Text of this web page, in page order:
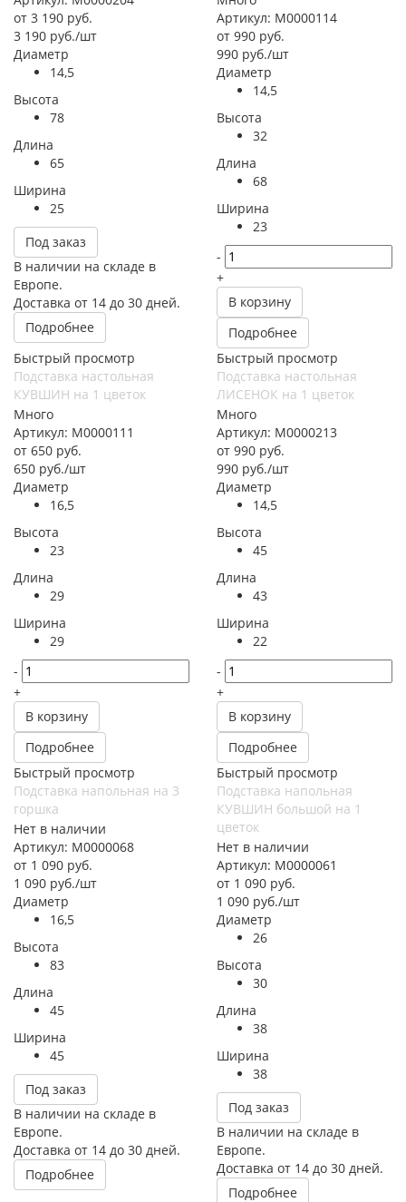
от 3 190 руб.
3 190 руб./шт
Диаметр
14,5
Высота
78
Длина
65
Ширина
25
Под заказ
В наличии на складе в
Европе.
Доставка от 14 до 30 дней.
Подробнее
Артикул: М0000114
от 990 руб.
990 руб./шт
Диаметр
14,5
Высота
32
Длина
68
Ширина
23
-
+
В корзину
Подробнее
Быстрый просмотр
Подставка настольная
КУВШИН на 1 цветок
Много
Артикул: М0000111
от 650 руб.
650 руб./шт
Диаметр
16,5
Высота
23
Длина
29
Ширина
29
-
+
В корзину
Подробнее
Быстрый просмотр
Подставка настольная
ЛИСЕНОК на 1 цветок
Много
Артикул: М0000213
от 990 руб.
990 руб./шт
Диаметр
14,5
Высота
45
Длина
43
Ширина
22
-
+
В корзину
Подробнее
Быстрый просмотр
Подставка напольная на 3
горшка
Нет в наличии
Артикул: М0000068
от 1 090 руб.
1 090 руб./шт
Диаметр
16,5
Высота
83
Длина
45
Ширина
45
Под заказ
В наличии на складе в
Европе.
Доставка от 14 до 30 дней.
Подробнее
Быстрый просмотр
Подставка напольная
КУВШИН большой на 1
цветок
Нет в наличии
Артикул: М0000061
от 1 090 руб.
1 090 руб./шт
Диаметр
26
Высота
30
Длина
38
Ширина
38
Под заказ
В наличии на складе в
Европе.
Доставка от 14 до 30 дней.
Подробнее